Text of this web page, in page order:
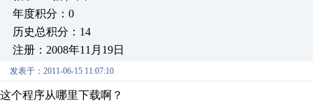
年度积分：0
历史总积分：14
注册：2008年11月19日
发表于：2011-06-15 11:07:10
这个程序从哪里下载啊？